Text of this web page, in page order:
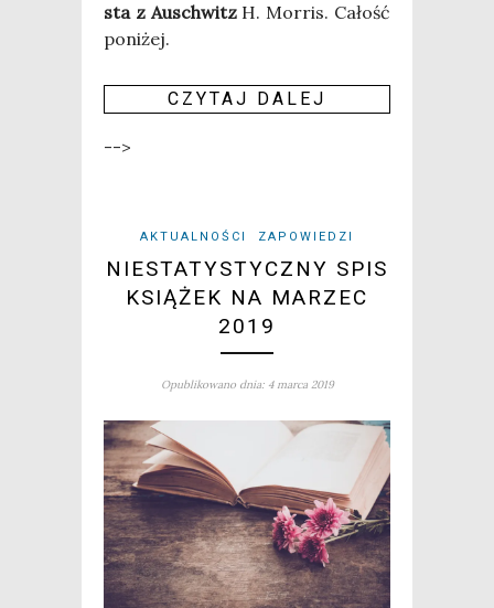
sta z AuschwitzH. Mor­ris. Całość
poni­żej.
CZY­TAJ DALEJ
-->
AKTUALNOŚCI ZAPOWIEDZI
NIESTATYSTYCZNY SPIS
KSIĄŻEK NA MARZEC
2019
Opublikowano dnia: 4 marca 2019